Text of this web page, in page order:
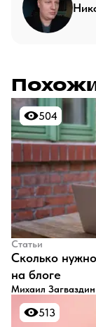
504
504
Статьи
​Сколько
на блоге
Михаил Загваздин
513
513